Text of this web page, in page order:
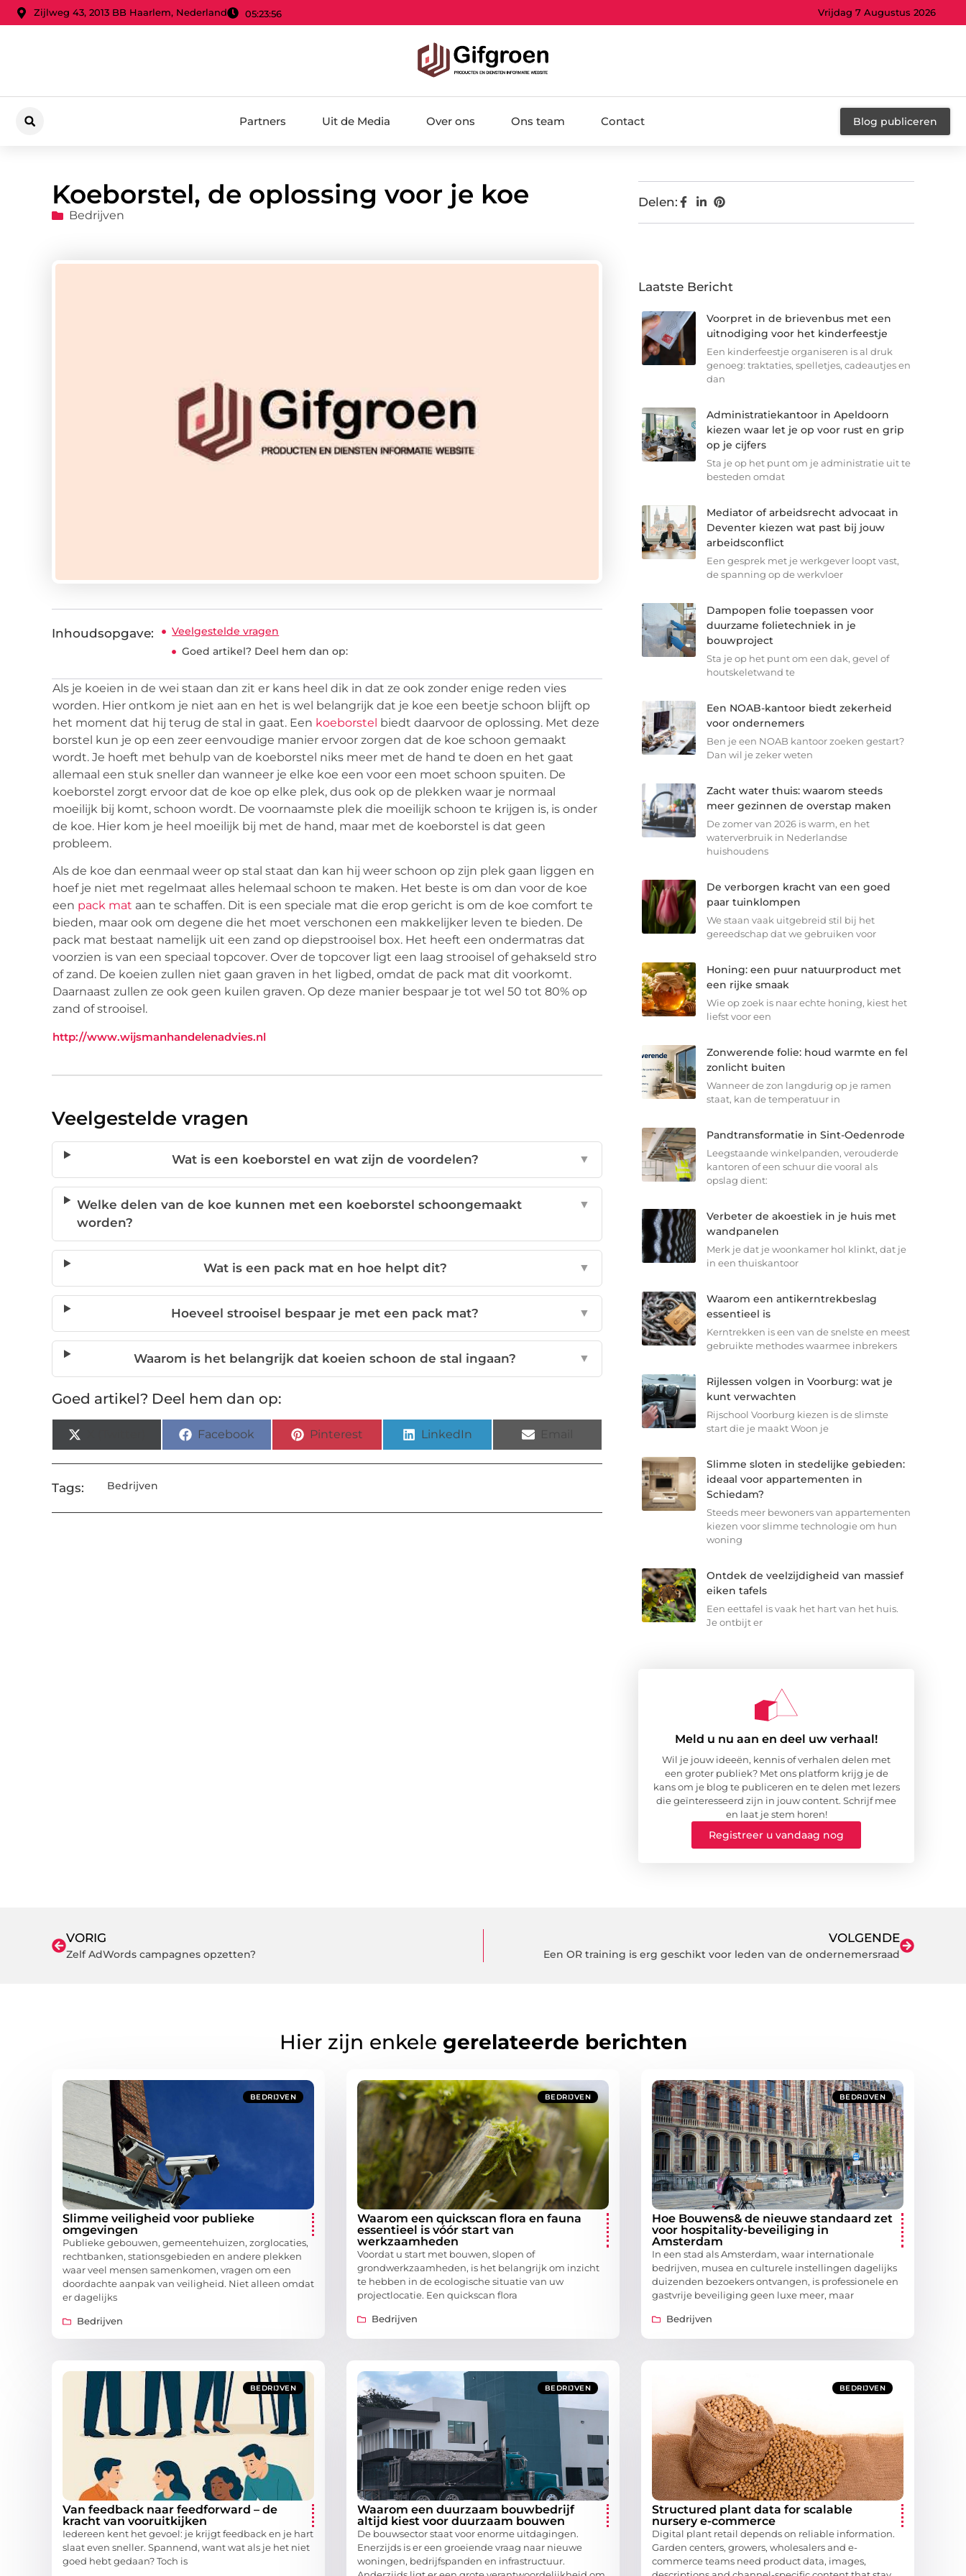
Zijlweg 43, 2013 BB Haarlem, Nederland 05:23:57 Vrijdag 7 Augustus 2026
Partners Uit de Media Over ons Ons team Contact Blog publiceren
Koeborstel, de oplossing voor je koe
Bedrijven
Inhoudsopgave:
Veelgestelde vragen
Goed artikel? Deel hem dan op:
Als je koeien in de wei staan dan zit er kans heel dik in dat ze ook zonder enige reden vies
worden. Hier ontkom je niet aan en het is wel belangrijk dat je koe een beetje schoon blijft op
het moment dat hij terug de stal in gaat. Een koeborstel biedt daarvoor de oplossing. Met deze
borstel kun je op een zeer eenvoudige manier ervoor zorgen dat de koe schoon gemaakt
wordt. Je hoeft met behulp van de koeborstel niks meer met de hand te doen en het gaat
allemaal een stuk sneller dan wanneer je elke koe een voor een moet schoon spuiten. De
koeborstel zorgt ervoor dat de koe op elke plek, dus ook op de plekken waar je normaal
moeilijk bij komt, schoon wordt. De voornaamste plek die moeilijk schoon te krijgen is, is onder
de koe. Hier kom je heel moeilijk bij met de hand, maar met de koeborstel is dat geen
probleem.
Als de koe dan eenmaal weer op stal staat dan kan hij weer schoon op zijn plek gaan liggen en
hoef je niet met regelmaat alles helemaal schoon te maken. Het beste is om dan voor de koe
een pack mat aan te schaffen. Dit is een speciale mat die erop gericht is om de koe comfort te
bieden, maar ook om degene die het moet verschonen een makkelijker leven te bieden. De
pack mat bestaat namelijk uit een zand op diepstrooisel box. Het heeft een ondermatras dat
voorzien is van een speciaal topcover. Over de topcover ligt een laag strooisel of gehakseld stro
of zand. De koeien zullen niet gaan graven in het ligbed, omdat de pack mat dit voorkomt.
Daarnaast zullen ze ook geen kuilen graven. Op deze manier bespaar je tot wel 50 tot 80% op
zand of strooisel.
http://www.wijsmanhandelenadvies.nl
Veelgestelde vragen
Wat is een koeborstel en wat zijn de voordelen? ▼
Welke delen van de koe kunnen met een koeborstel schoongemaakt
worden?
▼
Wat is een pack mat en hoe helpt dit? ▼
Hoeveel strooisel bespaar je met een pack mat? ▼
Waarom is het belangrijk dat koeien schoon de stal ingaan? ▼
Goed artikel? Deel hem dan op:
Facebook Pinterest LinkedIn
Tags: Bedrijven
Delen:
Laatste Bericht
Voorpret in de brievenbus met een
uitnodiging voor het kinderfeestje
Een kinderfeestje organiseren is al druk
genoeg: traktaties, spelletjes, cadeautjes en
dan
Administratiekantoor in Apeldoorn
kiezen waar let je op voor rust en grip
op je cijfers
Sta je op het punt om je administratie uit te
besteden omdat
Mediator of arbeidsrecht advocaat in
Deventer kiezen wat past bij jouw
arbeidsconflict
Een gesprek met je werkgever loopt vast,
de spanning op de werkvloer
Dampopen folie toepassen voor
duurzame folietechniek in je
bouwproject
Sta je op het punt om een dak, gevel of
houtskeletwand te
Een NOAB-kantoor biedt zekerheid
voor ondernemers
Ben je een NOAB kantoor zoeken gestart?
Dan wil je zeker weten
Zacht water thuis: waarom steeds
meer gezinnen de overstap maken
De zomer van 2026 is warm, en het
waterverbruik in Nederlandse
huishoudens
De verborgen kracht van een goed
paar tuinklompen
We staan vaak uitgebreid stil bij het
gereedschap dat we gebruiken voor
Honing: een puur natuurproduct met
een rijke smaak
Wie op zoek is naar echte honing, kiest het
liefst voor een
Zonwerende folie: houd warmte en fel
zonlicht buiten
Wanneer de zon langdurig op je ramen
staat, kan de temperatuur in
Pandtransformatie in Sint-Oedenrode
Leegstaande winkelpanden, verouderde
kantoren of een schuur die vooral als
opslag dient:
Verbeter de akoestiek in je huis met
wandpanelen
Merk je dat je woonkamer hol klinkt, dat je
in een thuiskantoor
Waarom een antikerntrekbeslag
essentieel is
Kerntrekken is een van de snelste en meest
gebruikte methodes waarmee inbrekers
Rijlessen volgen in Voorburg: wat je
kunt verwachten
Rijschool Voorburg kiezen is de slimste
start die je maakt Woon je
Slimme sloten in stedelijke gebieden:
ideaal voor appartementen in
Schiedam?
Steeds meer bewoners van appartementen
kiezen voor slimme technologie om hun
woning
Ontdek de veelzijdigheid van massief
eiken tafels
Een eettafel is vaak het hart van het huis.
Je ontbijt er
Meld u nu aan en deel uw verhaal!
Wil je jouw ideeën, kennis of verhalen delen met
een groter publiek? Met ons platform krijg je de
kans om je blog te publiceren en te delen met lezers
die geïnteresseerd zijn in jouw content. Schrijf mee
en laat je stem horen!
Registreer u vandaag nog
VORIG
Zelf AdWords campagnes opzetten?
VOLGENDE
Een OR training is erg geschikt voor leden van de ondernemersraad
Hier zijn enkele gerelateerde berichten
BEDRIJVEN
Slimme veiligheid voor publieke
omgevingen
Publieke gebouwen, gemeentehuizen, zorglocaties,
rechtbanken, stationsgebieden en andere plekken
waar veel mensen samenkomen, vragen om een
doordachte aanpak van veiligheid. Niet alleen omdat
er dagelijks
Bedrijven
BEDRIJVEN
Waarom een quickscan flora en fauna
essentieel is vóór start van
werkzaamheden
Voordat u start met bouwen, slopen of
grondwerkzaamheden, is het belangrijk om inzicht
te hebben in de ecologische situatie van uw
projectlocatie. Een quickscan flora
Bedrijven
BEDRIJVEN
Hoe Bouwens& de nieuwe standaard zet
voor hospitality-beveiliging in
Amsterdam
In een stad als Amsterdam, waar internationale
bedrijven, musea en culturele instellingen dagelijks
duizenden bezoekers ontvangen, is professionele en
gastvrije beveiliging geen luxe meer, maar
Bedrijven
BEDRIJVEN
Van feedback naar feedforward – de
kracht van vooruitkijken
Iedereen kent het gevoel: je krijgt feedback en je hart
slaat even sneller. Spannend, want wat als je het niet
goed hebt gedaan? Toch is
BEDRIJVEN
Waarom een duurzaam bouwbedrijf
altijd kiest voor duurzaam bouwen
De bouwsector staat voor enorme uitdagingen.
Enerzijds is er een groeiende vraag naar nieuwe
woningen, bedrijfspanden en infrastructuur.
BEDRIJVEN
Structured plant data for scalable
nursery e-commerce
Digital plant retail depends on reliable information.
Garden centers, growers, wholesalers and e-
commerce teams need product data, images,